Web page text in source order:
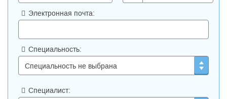
Электронная почта:
Специальность:
Специалист: